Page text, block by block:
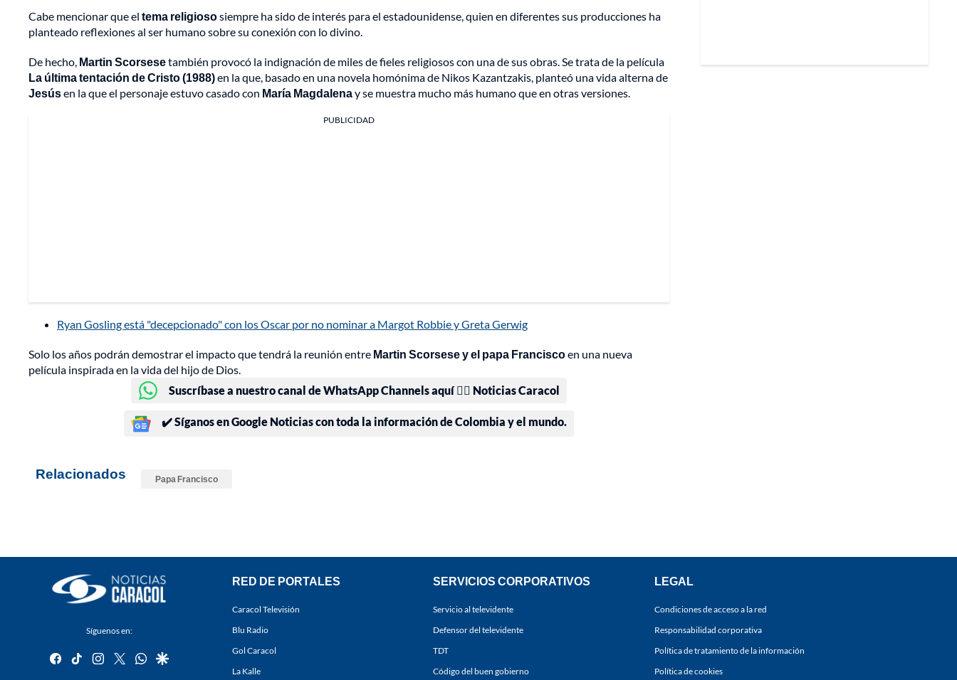
Cabe mencionar que el tema religiososiempre ha sido de interés para el estadounidense, quien en diferentes sus producciones ha
planteado reflexiones al ser humano sobre su conexión con lo divino.
De hecho, Martin Scorsesetambién provocó la indignación de miles de fieles religiosos con una de sus obras. Se trata de la película
La última tentación de Cristo (1988)en la que, basado en una novela homónima de Nikos Kazantzakis, planteó una vida alterna de
Jesúsen la que el personaje estuvo casado con María Magdalenay se muestra mucho más humano que en otras versiones.
PUBLICIDAD
Ryan Gosling está "decepcionado" con los Oscar por no nominar a Margot Robbie y Greta Gerwig
Solo los años podrán demostrar el impacto que tendrá la reunión entre Martin Scorsese y el papa Franciscoen una nueva
película inspirada en la vida del hijo de Dios.
Suscríbase a nuestro canal de WhatsApp Channels aquí 👉🏻 Noticias Caracol
✔️ Síganos en Google Noticias con toda la información de Colombia y el mundo.
Relacionados Papa Francisco
Síguenos en:
facebook
tiktok instagram
twitterwhatsapp
google
RED DE PORTALES
Caracol Televisión
Blu Radio
Gol Caracol
La Kalle
SERVICIOS CORPORATIVOS
Servicio al televidente
Defensor del televidente
TDT
Código del buen gobierno
LEGAL
Condiciones de acceso a la red
Responsabilidad corporativa
Política de tratamiento de la información
Política de cookies